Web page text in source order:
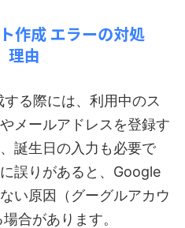
作成 エラーの対処
由
る際には、利用中のス
メールアドレスを登録す
誕生日の入力も必要で
誤りがあると、Google
い原因（グーグルアカウ
合があります。